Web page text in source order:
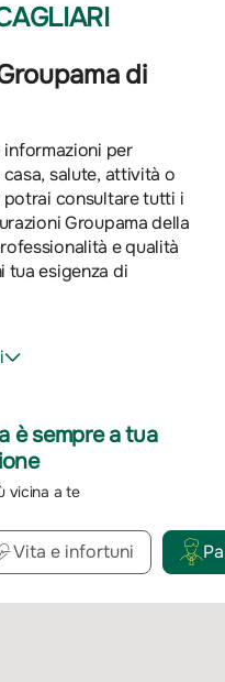
di
per
salute, attività o
potrai consultare tutti i
Groupama della
e qualità
tua esigenza di
è sempre a tua
vicina a te
Vita e infortuni